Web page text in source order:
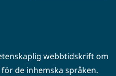
webbtidskrift om
de inhemska språken.